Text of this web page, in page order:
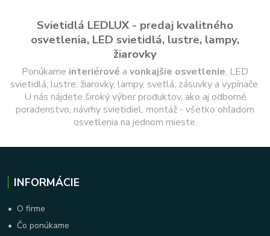
Svietidlá LEDLUX - predaj kvalitného
osvetlenia, LED svietidlá, lustre, lampy,
žiarovky
Ponúkame interiérové a vonkajšie osvetlenie, LED
svietidlá, lustre, žiarovky, lampy, svetlá, zásuvky a vypínače.
U nás nájdete široký výber produktov, ako aj odborné
poradenstvo, návrhy svietidiel, montáž - všetko ohľadom
osvetlenia na jednom mieste.
INFORMÁCIE
• O firme
• Čo ponúkame